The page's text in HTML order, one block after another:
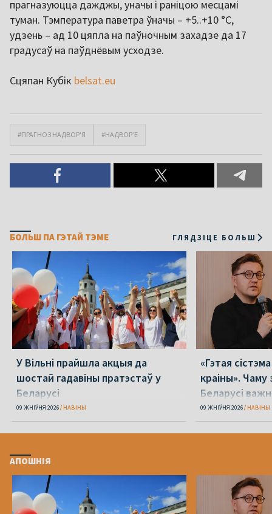
прагназуюцца дажджы, уначы і раніцою месцамі
туман. Тэмпература паветра ўначы – +5..+10 °C,
удзень – ад 10 цяпла на паўночным захадзе да 17
градусаў на паўднёвым усходзе.
Сцяпан Кубік belsat.eu
#ПРАГНОЗ НАДВОР'Я #НАДВОР’Е
БОЛЬШ ПА ГЭТАЙ ТЭМЕ ГЛЯДЗІЦЕ БОЛЬШ
У Вільні прайшла акцыя да
шостай гадавіны пратэстаў у
Беларусі
09 ЖНІЎНЯ 2026 НАВІНЫ
«Гэтая
краіны». Чаму
Беларусі
міжнародным
09 ЖНІЎНЯ 2026 НАВІНЫ
АПОШНІЯ